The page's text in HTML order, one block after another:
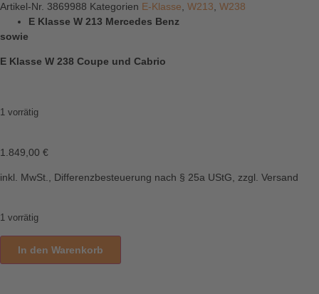
Artikel-Nr. 3869988 Kategorien E-Klasse W213 W238
E Klasse W 213 Mercedes Benz
sowie
E Klasse W 238 Coupe und Cabrio
1 vorrätig
1.849,00 €
inkl. MwSt., Differenzbesteuerung nach § 25a UStG, zzgl. Versand
1 vorrätig
In den Warenkorb